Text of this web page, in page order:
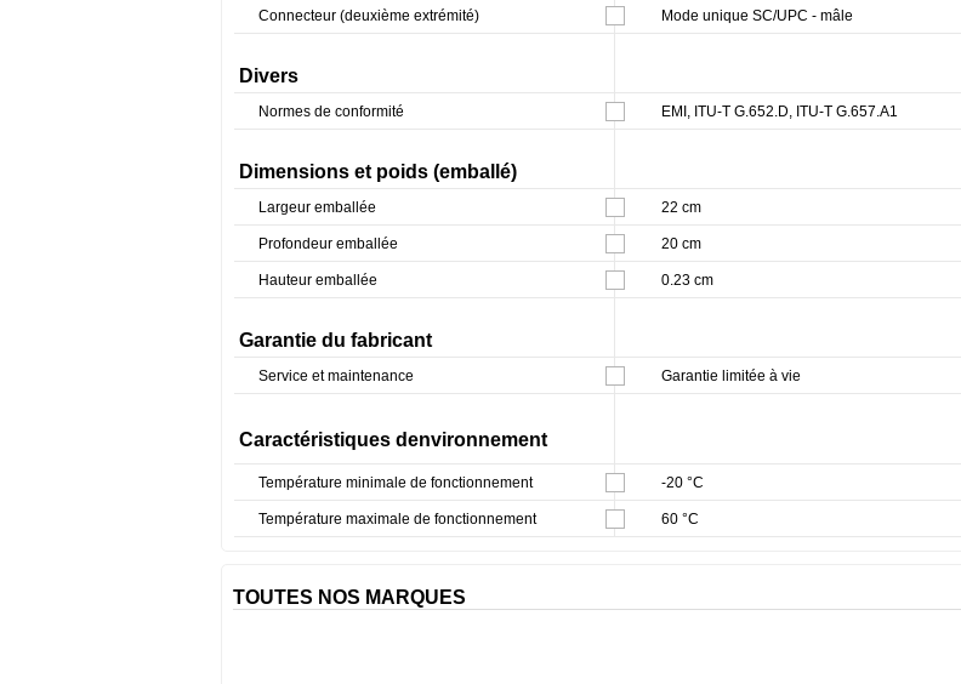
Connecteur (deuxième extrémité) Mode unique SC/UPC - mâle
Divers
Normes de conformité EMI, ITU-T G.652.D, ITU-T G.657.A1
Dimensions et poids (emballé)
Largeur emballée 22 cm
Profondeur emballée 20 cm
Hauteur emballée 0.23 cm
Garantie du fabricant
Service et maintenance Garantie limitée à vie
Caractéristiques denvironnement
Température minimale de fonctionnement -20 °C
Température maximale de fonctionnement 60 °C
TOUTES NOS MARQUES